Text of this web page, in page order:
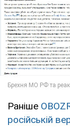
Раніше
російській